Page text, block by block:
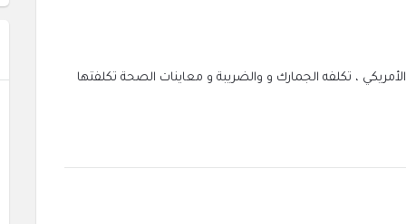
عايز اعرف تفاصيل شراء مكملات غذائية من موقع iherb الأمريكي ، تكلفه الجمارك و والضريبة و معاينات الصحة تكلفتها